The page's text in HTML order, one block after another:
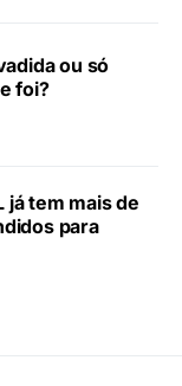
ou só
foi?
já tem mais de
para